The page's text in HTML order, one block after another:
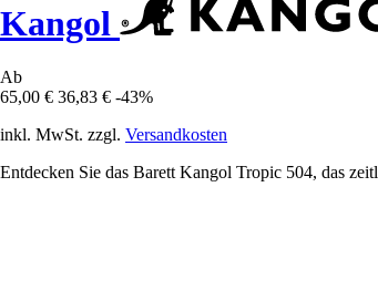
Kangol
Ab
65,00 € 36,83 € -43%
inkl. MwSt. zzgl. Versandkosten
Entdecken Sie das Barett Kangol Tropic 504, das